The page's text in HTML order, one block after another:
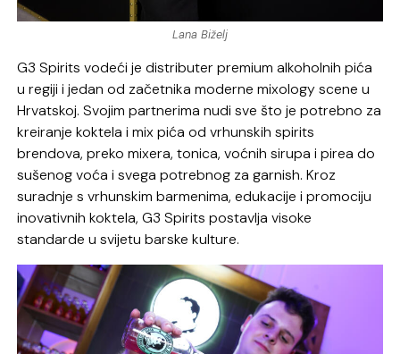
Lana Biželj
G3 Spirits vodeći je distributer premium alkoholnih pića
u regiji i jedan od začetnika moderne mixology scene u
Hrvatskoj. Svojim partnerima nudi sve što je potrebno za
kreiranje koktela i mix pića od vrhunskih spirits
brendova, preko mixera, tonica, voćnih sirupa i pirea do
sušenog voća i svega potrebnog za garnish. Kroz
suradnje s vrhunskim barmenima, edukacije i promociju
inovativnih koktela, G3 Spirits postavlja visoke
standarde u svijetu barske kulture.